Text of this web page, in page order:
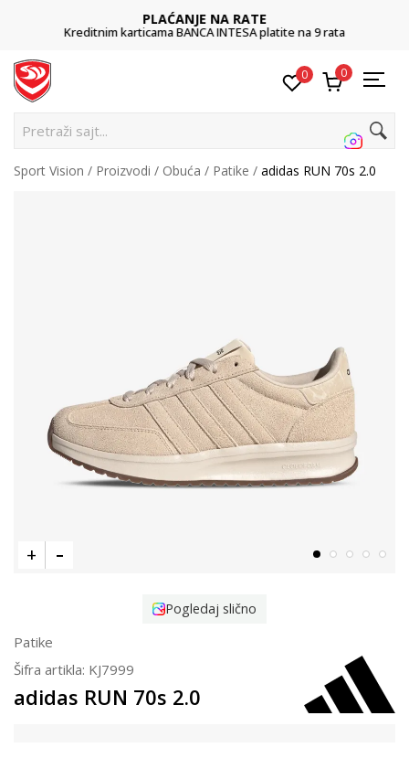
PLAĆANJE NA RATE
Kreditnim karticama BANCA INTESA platite na 9 rata
0 0
Pretraži sajt...
Sport Vision Proizvodi Obuća Patike adidas RUN 70s 2.0
Pogledaj slično
Patike
Šifra artikla: KJ7999
adidas RUN 70s 2.0